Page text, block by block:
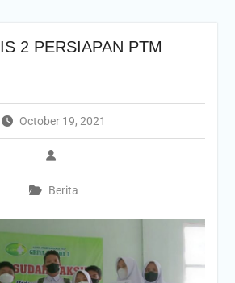
2 PERSIAPAN PTM
October 19, 2021
Berita